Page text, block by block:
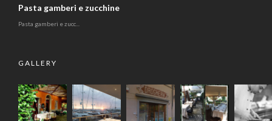
Pasta gamberi e zucchine
Pasta gamberi e zucc...
GALLERY